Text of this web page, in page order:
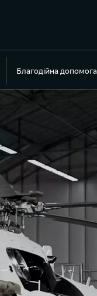
Благодійна допомога